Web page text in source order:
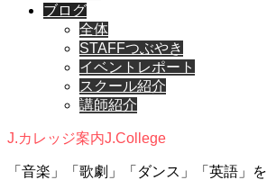
ブログ
全体
STAFFつぶやき
イベントレポート
スクール紹介
講師紹介
J.カレッジ案内J.College
「音楽」「歌劇」「ダンス」「英語」を